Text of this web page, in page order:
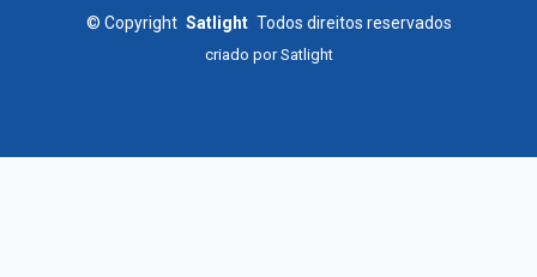
© Copyright Satlight Todos direitos reservados
criado porSatlight